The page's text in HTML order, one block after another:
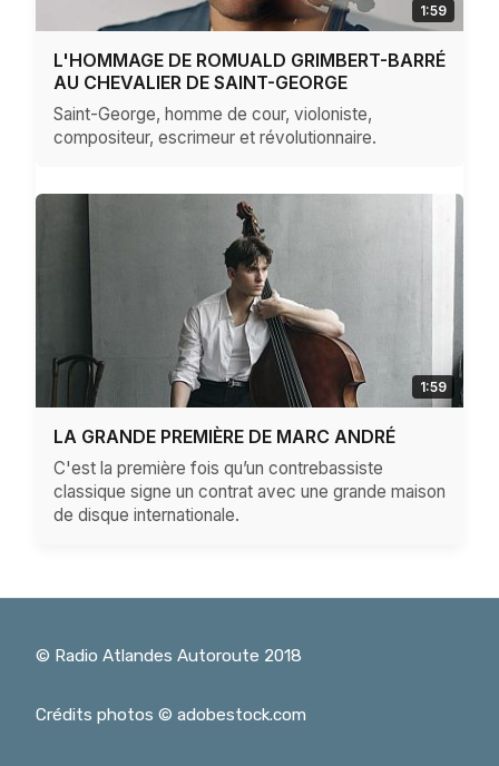
1:59
L'HOMMAGE DE ROMUALD GRIMBERT-BARRÉ
AU CHEVALIER DE SAINT-GEORGE
Saint-George, homme de cour, violoniste,
compositeur, escrimeur et révolutionnaire.
1:59
LA GRANDE PREMIÈRE DE MARC ANDRÉ
C'est la première fois qu’un contrebassiste
classique signe un contrat avec une grande maison
de disque internationale.
© Radio Atlandes Autoroute 2018
Crédits photos © adobestock.com